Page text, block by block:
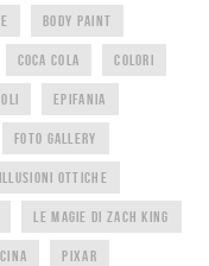
BODY PAINT
COCA COLA COLORI
EPIFANIA
FOTO GALLERY
ILLUSIONI OTTICHE
LE MAGIE DI ZACH KING
PIXAR